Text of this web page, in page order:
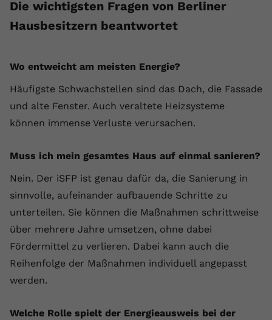
Die wichtigsten Fragen von Berliner
Hausbesitzern beantwortet
Wo entweicht am meisten Energie?
Häufigste Schwachstellen sind das Dach, die Fassade
und alte Fenster. Auch veraltete Heizsysteme
können immense Verluste verursachen.
Muss ich mein gesamtes Haus auf einmal sanieren?
Nein. Der iSFP ist genau dafür da, die Sanierung in
sinnvolle, aufeinander aufbauende Schritte zu
unterteilen. Sie können die Maßnahmen schrittweise
über mehrere Jahre umsetzen, ohne dabei
Fördermittel zu verlieren. Dabei kann auch die
Reihenfolge der Maßnahmen individuell angepasst
werden.
Welche Rolle spielt der Energieausweis bei der